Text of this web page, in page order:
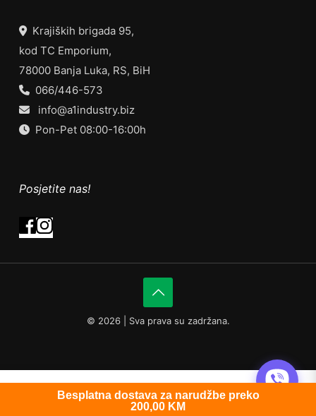
Krajiških brigada 95,
kod TC Emporium,
78000 Banja Luka, RS, BiH
066/446-573
info@a1industry.biz
Pon-Pet 08:00-16:00h
Posjetite nas!
© 2026 | Sva prava su zadržana.
Besplatna dostava za narudžbe preko
200,00 KM